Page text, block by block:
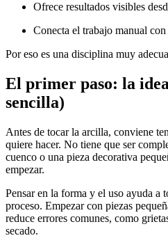
Ofrece resultados visibles
Conecta el trabajo manual
Por eso es una disciplina muy
El primer paso: la
sencilla)
Antes de tocar la arcilla, conviene
quiere hacer. No tiene que ser
cuenco o una pieza decorativa
empezar.
Pensar en la forma y el uso ayuda a
proceso. Empezar con piezas
reduce errores comunes, como
secado.